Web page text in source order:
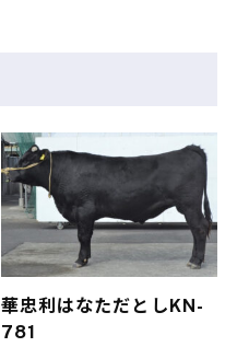
華忠利 はなただとしKN-
781